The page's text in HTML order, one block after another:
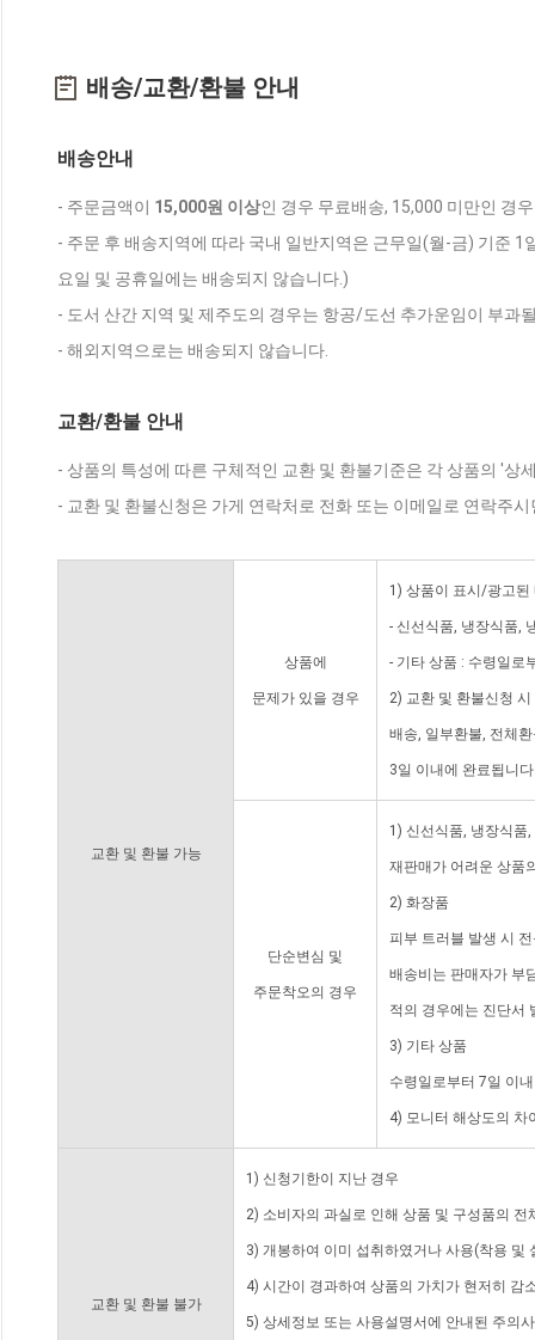
배송/교환/환불 안내
배송안내
- 주문금액이 15,000원 이상인 경우 무료배송, 15,000 미만인 경
- 주문 후 배송지역에 따라 국내 일반지역은 근무일(월-금) 기준
요일 및 공휴일에는 배송되지 않습니다.)
- 도서 산간 지역 및 제주도의 경우는 항공/도선 추가운임이 부과
- 해외지역으로는 배송되지 않습니다.
교환/환불 안내
- 상품의 특성에 따른 구체적인 교환 및 환불기준은 각 상품의 '상
- 교환 및 환불신청은 가게 연락처로 전화 또는 이메일로 연락주
교환 및 환불 가능
상품에
문제가 있을 경우
1) 상품이 표시/광고된
- 신선식품, 냉장식품,
- 기타 상품 : 수령일로
2) 교환 및 환불신청
배송, 일부환불, 전체
3일 이내에 완료됩니
단순변심 및
주문착오의 경우
1) 신선식품, 냉장식품
재판매가 어려운 상품
2) 화장품
피부 트러블 발생 시
배송비는 판매자가 부
적의 경우에는 진단서
3) 기타 상품
수령일로부터 7일 이
4) 모니터 해상도의 차
교환 및 환불 불가
1) 신청기한이 지난 경우
2) 소비자의 과실로 인해 상품 및 구성품의
3) 개봉하여 이미 섭취하였거나 사용(착용 및
4) 시간이 경과하여 상품의 가치가 현저히 감
5) 상세정보 또는 사용설명서에 안내된 주의